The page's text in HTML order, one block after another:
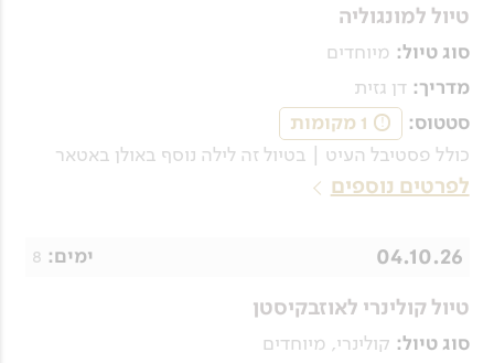
טיול למונגוליה
סוג טיול: מיוחדים
מדריך: דן גזית
סטטוס: ! 1 מקומות
כולל פסטיבל העיט | בטיול זה לילה נוסף באולן באטאר
לפרטים נוספים
טיול קולינרי לאוזבקיסטן
סוג טיול: קולינרי, מיוחדים
04.10.26 ימים: 8